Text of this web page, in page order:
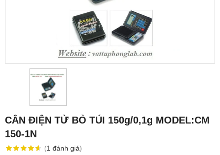
CÂN ĐIỆN TỬ BỎ TÚI 150g/0,1g MODEL:CM
150-1N
(1 đánh giá)